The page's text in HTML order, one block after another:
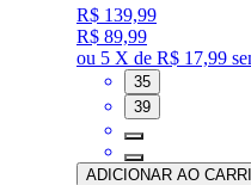
R$ 139,99
R$ 89,99
ou 5 X de R$ 17,99
35
39
ADICIONAR AO